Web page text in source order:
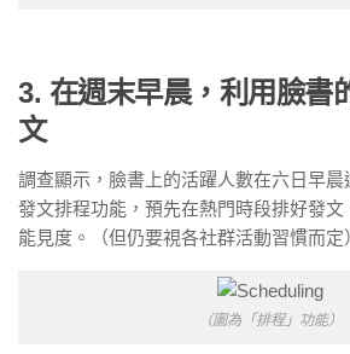
3. 在週末早晨，利用臉書
文
調查顯示，臉書上的活躍人數在六日早晨
發文排程功能，預先在熱門時段排好發
能見度。（但仍要視各社群活動習慣而定
（圖為「排程」功能）